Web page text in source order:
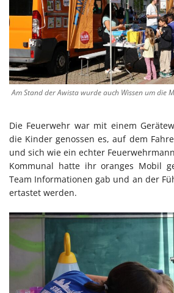
Am Stand der Awista wurde auch Wissen um die
Die Feuerwehr war mit einem
die Kinder genossen es, auf dem
und sich wie ein echter
Kommunal hatte ihr oranges Mobil
Team Informationen gab und an der
ertastet werden.